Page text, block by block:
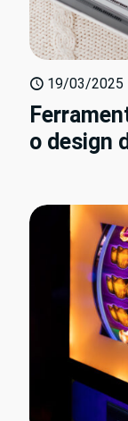
19/03/2025
o design